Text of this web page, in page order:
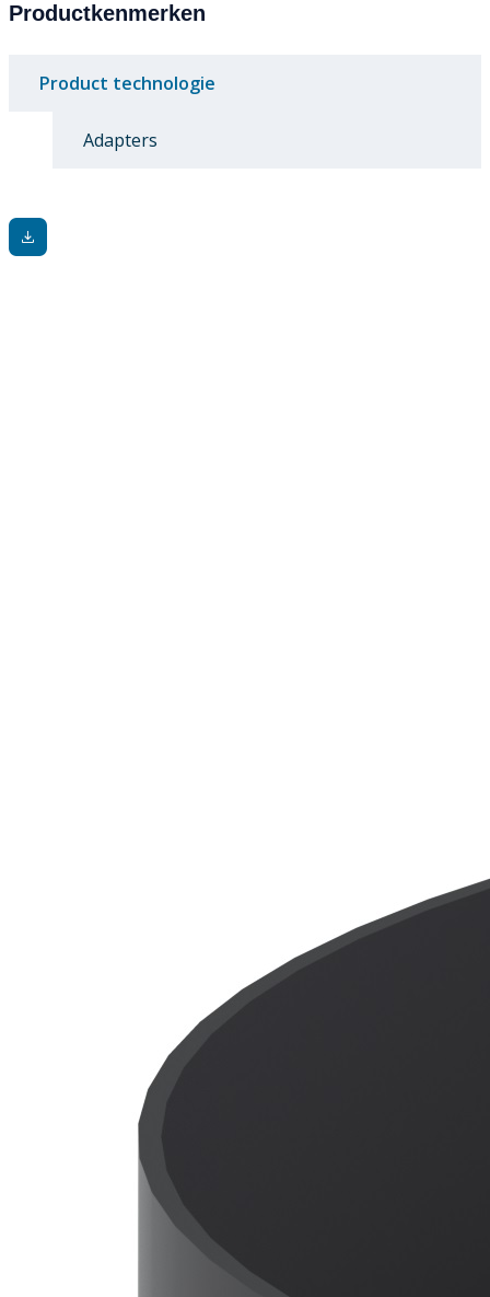
Productkenmerken
Product technologie
Adapters